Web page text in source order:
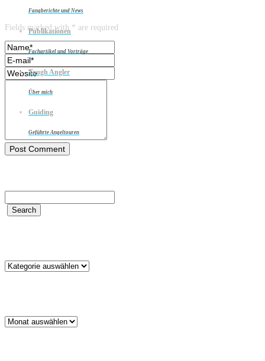
Fangberichte und News
Publikationen
Fachartikel und Vorträge
Tough Angler
Über mich
Guiding
Geführte Angeltouren
Leave a reply
Fields marked with * are required
Kategorien
Archiv